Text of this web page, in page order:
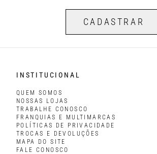
CADASTRAR
INSTITUCIONAL
QUEM SOMOS
NOSSAS LOJAS
TRABALHE CONOSCO
FRANQUIAS E MULTIMARCAS
POLÍTICAS DE PRIVACIDADE
TROCAS E DEVOLUÇÕES
MAPA DO SITE
FALE CONOSCO